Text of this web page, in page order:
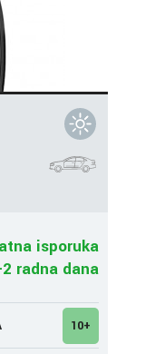
isporuka
radna dana
10+